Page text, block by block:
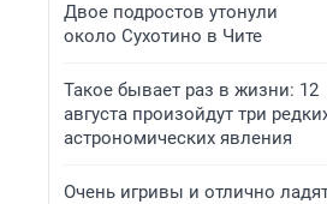
Двое подростов утонули
около Сухотино в Чите
Такое бывает раз в жизни: 12
августа произойдут три
астрономических явления
Очень игривы и отлично